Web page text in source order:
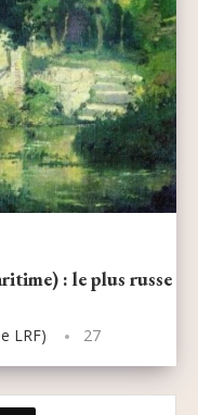
: le plus russe
LRF)
27